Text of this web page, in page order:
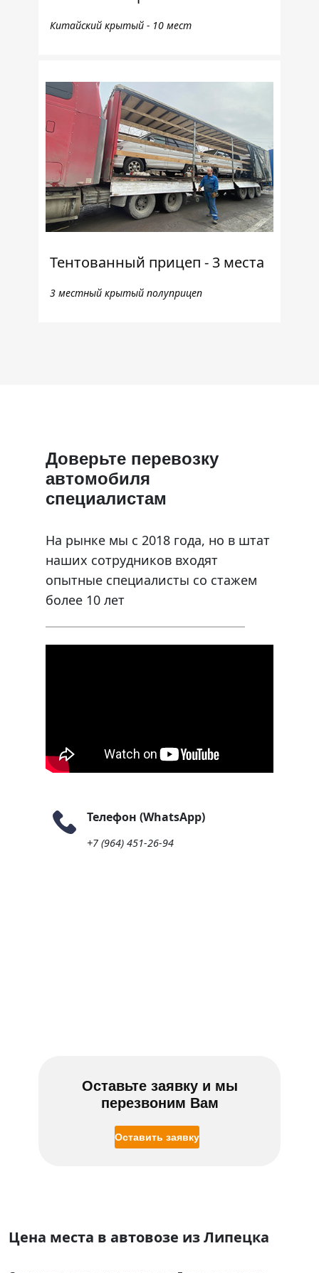
Китайский крытый - 10 мест
Тентованный прицеп - 3 места
3 местный крытый полуприцеп
Доверьте перевозку
автомобиля
специалистам
На рынке мы с 2018 года, но в штат
наших сотрудников входят
опытные специалисты со стажем
более 10 лет
Телефон (WhatsApp)
+7 (964) 451-26-94
Оставьте заявку и мы
перезвоним Вам
Оставить заявку
Цена места в автовозе из Липецка